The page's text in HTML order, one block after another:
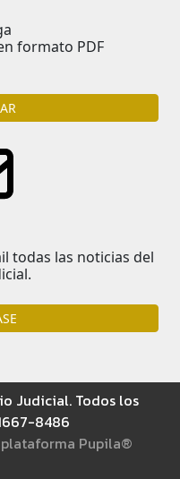
formato PDF
todas las noticias del
Judicial. Todos los
8486
Pupila®